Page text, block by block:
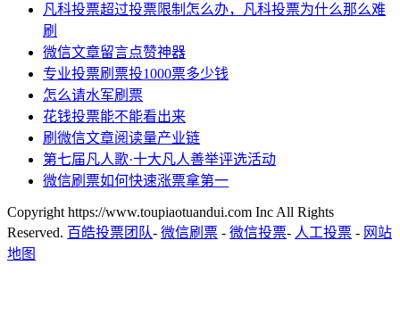
凡科投票超过投票限制怎么办，凡科投票为什么那么难
刷
微信文章留言点赞神器
专业投票刷票投1000票多少钱
怎么请水军刷票
花钱投票能不能看出来
刷微信文章阅读量产业链
第七届凡人歌·十大凡人善举评选活动
微信刷票如何快速涨票拿第一
Copyright https://www.toupiaotuandui.com Inc All Rights
Reserved. 百皓投票团队- 微信刷票 - 微信投票- 人工投票 - 网站
地图